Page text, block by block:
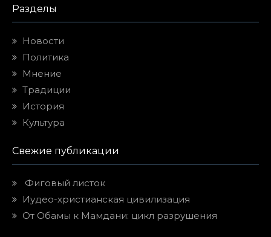
Разделы
Новости
Политика
Мнение
Традиции
История
Культура
Свежие публикации
Фиговый листок
Иудео-христианская цивилизация
От Обамы к Мамдани: цикл разрушения